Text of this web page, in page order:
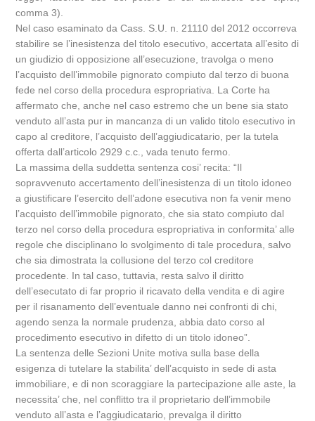
comma 3).
Nel caso esaminato da Cass. S.U. n. 21110 del 2012 occorreva
stabilire se l’inesistenza del titolo esecutivo, accertata all’esito di
un giudizio di opposizione all’esecuzione, travolga o meno
l’acquisto dell’immobile pignorato compiuto dal terzo di buona
fede nel corso della procedura espropriativa. La Corte ha
affermato che, anche nel caso estremo che un bene sia stato
venduto all’asta pur in mancanza di un valido titolo esecutivo in
capo al creditore, l’acquisto dell’aggiudicatario, per la tutela
offerta dall’articolo 2929 c.c., vada tenuto fermo.
La massima della suddetta sentenza cosi’ recita: “Il
sopravvenuto accertamento dell’inesistenza di un titolo idoneo
a giustificare l’esercito dell’adone esecutiva non fa venir meno
l’acquisto dell’immobile pignorato, che sia stato compiuto dal
terzo nel corso della procedura espropriativa in conformita’ alle
regole che disciplinano lo svolgimento di tale procedura, salvo
che sia dimostrata la collusione del terzo col creditore
procedente. In tal caso, tuttavia, resta salvo il diritto
dell’esecutato di far proprio il ricavato della vendita e di agire
per il risanamento dell’eventuale danno nei confronti di chi,
agendo senza la normale prudenza, abbia dato corso al
procedimento esecutivo in difetto di un titolo idoneo”.
La sentenza delle Sezioni Unite motiva sulla base della
esigenza di tutelare la stabilita’ dell’acquisto in sede di asta
immobiliare, e di non scoraggiare la partecipazione alle aste, la
necessita’ che, nel conflitto tra il proprietario dell’immobile
venduto all’asta e l’aggiudicatario, prevalga il diritto